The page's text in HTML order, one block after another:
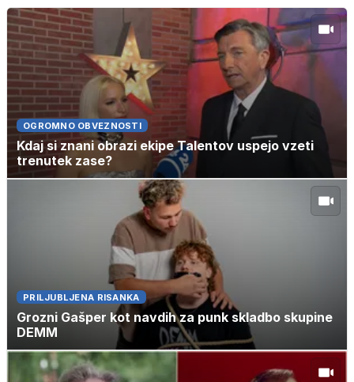
OGROMNO OBVEZNOSTI
Kdaj si znani obrazi ekipe Talentov uspejo vzeti
trenutek zase?
PRILJUBLJENA RISANKA
Grozni Gašper kot navdih za punk skladbo skupine
DEMM